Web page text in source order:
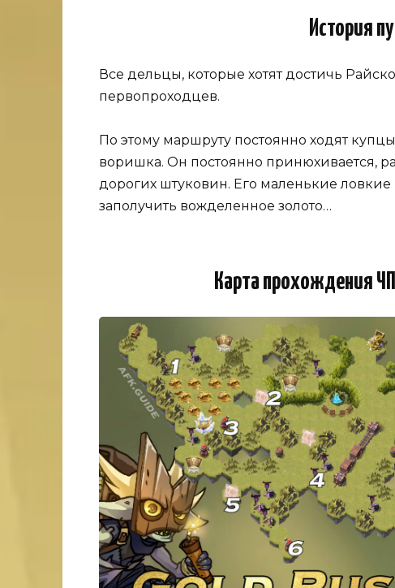
История
Все дельцы, которые хотят достичь
первопроходцев.
По этому маршруту постоянно ходят
воришка. Он постоянно принюхивается,
дорогих штуковин. Его маленькие
заполучить вожделенное золото…
Карта прохождения